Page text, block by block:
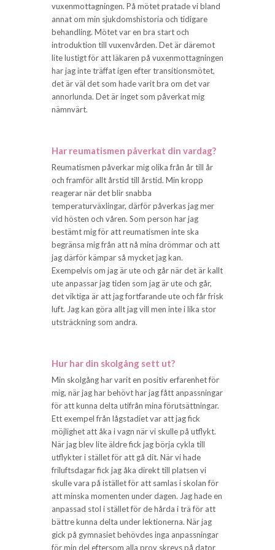
vuxenmottagningen. På mötet pratade vi bland
annat om min sjukdomshistoria och tidigare
behandling. Mötet var en bra start och
introduktion till vuxenvården. Det är däremot
lite lustigt för att läkaren på vuxenmottagningen
har jag inte träffat igen efter transitionsmötet,
det är väl det som hade varit bra om det var
annorlunda. Det är inget som påverkat mig
nämnvärt.
Har reumatismen påverkat din vardag?
Reumatismen påverkar mig olika från år till år
och framför allt årstid till årstid. Min kropp
reagerar när det blir snabba
temperaturväxlingar, därför påverkas jag mer
vid hösten och våren. Som person har jag
bestämt mig för att reumatismen inte ska
begränsa mig från att nå mina drömmar och att
jag därför kämpar så mycket jag kan.
Exempelvis om jag är ute och går när det är kallt
ute anpassar jag tiden som jag är ute och går,
det viktiga är att jag fortfarande ute och får frisk
luft. Jag kan göra allt jag vill men inte i lika stor
utsträckning som andra.
Hur har din skolgång sett ut?
Min skolgång har varit en positiv erfarenhet för
mig, när jag har behövt har jag fått anpassningar
för att kunna delta utifrån mina förutsättningar.
Ett exempel från lågstadiet var att jag fick
möjlighet att åka i vagn när vi skulle på utflykt.
När jag blev lite äldre fick jag börja cykla till
utflykter i stället för att gå dit. När vi hade
friluftsdagar fick jag åka direkt till platsen vi
skulle vara på istället för att samlas i skolan för
att minska momenten under dagen. Jag hade en
anpassad stol i stället för de hårda i trä för att
bättre kunna delta under lektionerna. När jag
gick på gymnasiet behövdes inga anpassningar
för min del eftersom alla prov skrevs på dator